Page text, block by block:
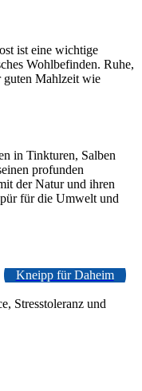
ist eine wichtige
Wohlbefinden. Ruhe,
guten Mahlzeit wie
in Tinkturen, Salben
profunden
der Natur und ihren
für die Umwelt und
Kneipp für Daheim
Stresstoleranz und